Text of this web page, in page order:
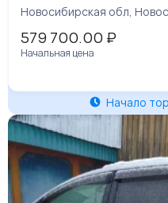
Новосибирская обл,
579 700.00 ₽
Начальная цена
Начало